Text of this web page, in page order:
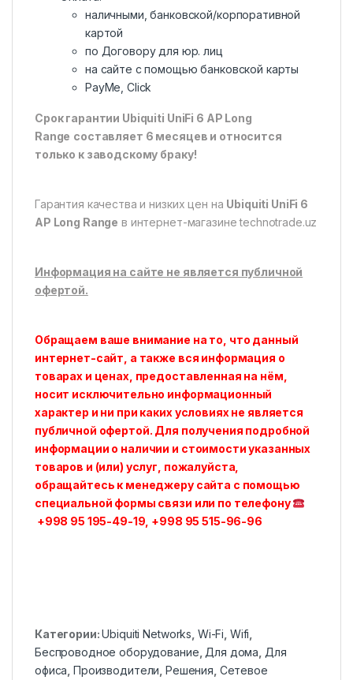
наличными, банковской/корпоративной
картой
по Договору для юр. лиц
на сайте с помощью банковской карты
PayMe, Click
Срок гарантии Ubiquiti UniFi 6 AP Long
Range составляет 6 месяцев и относится
только к заводскому браку!
Гарантия качества и низких цен на Ubiquiti UniFi 6
AP Long Range в интернет-магазине technotrade.uz
Информация на сайте не является публичной
офертой.
Обращаем ваше внимание на то, что данный
интернет-сайт, а также вся информация о
товарах и ценах, предоставленная на нём,
носит исключительно информационный
характер и ни при каких условиях не является
публичной офертой. Для получения подробной
информации о наличии и стоимости указанных
товаров и (или) услуг, пожалуйста,
обращайтесь к менеджеру сайта с помощью
специальной формы связи или по телефону
+998 95 195-49-19, +998 95 515-96-96
Категории:Ubiquiti Networks Wi-Fi Wifi
Беспроводное оборудование Для дома Для
офиса ,Производители Решения Сетевое